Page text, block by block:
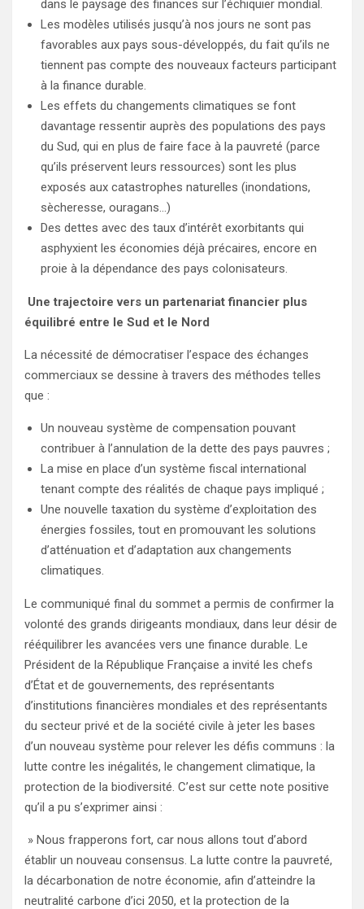
dans le paysage des finances sur l’échiquier mondial.
Les modèles utilisés jusqu’à nos jours ne sont pas
favorables aux pays sous-développés, du fait qu’ils ne
tiennent pas compte des nouveaux facteurs participant
à la finance durable.
Les effets du changements climatiques se font
davantage ressentir auprès des populations des pays
du Sud, qui en plus de faire face à la pauvreté (parce
qu’ils préservent leurs ressources) sont les plus
exposés aux catastrophes naturelles (inondations,
sècheresse, ouragans…)
Des dettes avec des taux d’intérêt exorbitants qui
asphyxient les économies déjà précaires, encore en
proie à la dépendance des pays colonisateurs.
Une trajectoire vers un partenariat financier plus
équilibré entre le Sud et le Nord
La nécessité de démocratiser l’espace des échanges
commerciaux se dessine à travers des méthodes telles
que :
Un nouveau système de compensation pouvant
contribuer à l’annulation de la dette des pays pauvres ;
La mise en place d’un système fiscal international
tenant compte des réalités de chaque pays impliqué ;
Une nouvelle taxation du système d’exploitation des
énergies fossiles, tout en promouvant les solutions
d’atténuation et d’adaptation aux changements
climatiques.
Le communiqué final du sommet a permis de confirmer la
volonté des grands dirigeants mondiaux, dans leur désir de
rééquilibrer les avancées vers une finance durable. Le
Président de la République Française a invité les chefs
d’État et de gouvernements, des représentants
d’institutions financières mondiales et des représentants
du secteur privé et de la société civile à jeter les bases
d’un nouveau système pour relever les défis communs : la
lutte contre les inégalités, le changement climatique, la
protection de la biodiversité. C’est sur cette note positive
qu’il a pu s’exprimer ainsi :
» Nous frapperons fort, car nous allons tout d’abord
établir un nouveau consensus. La lutte contre la pauvreté,
la décarbonation de notre économie, afin d’atteindre la
neutralité carbone d’ici 2050, et la protection de la